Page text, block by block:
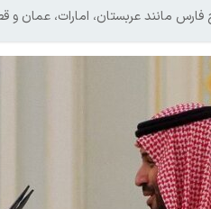
مانند عربستان، امارات، عمان و